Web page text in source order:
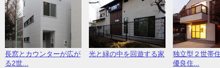
長窓とカウンターが広が
る2世...
光と緑の中を回遊する家
独立型２世帯
優良住...